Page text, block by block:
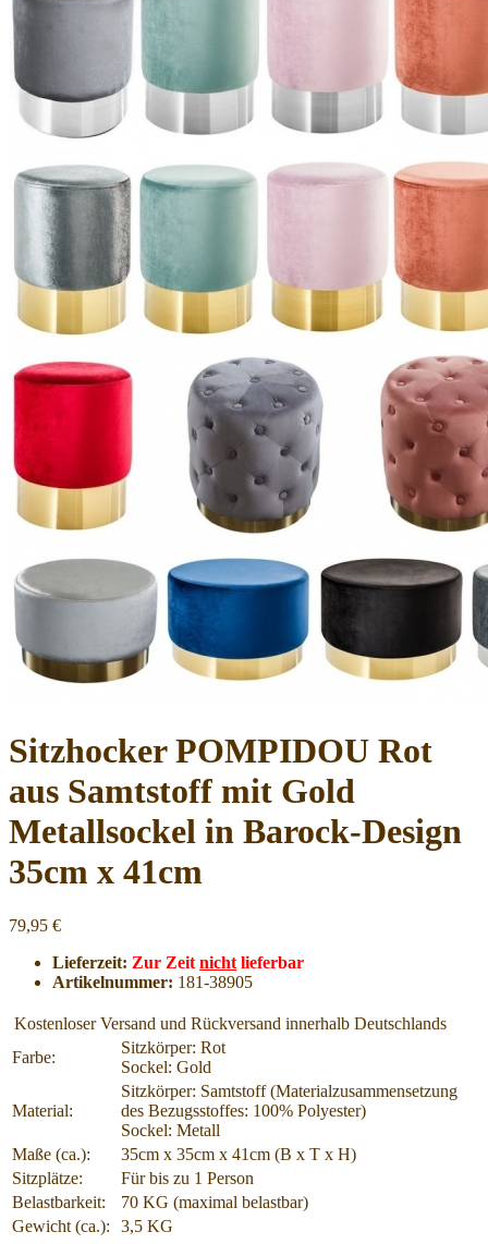
Sitzhocker POMPIDOU Rot
aus Samtstoff mit Gold
Metallsockel in Barock-Design
35cm x 41cm
79,95 €
Lieferzeit: Zur Zeit nicht lieferbar
Artikelnummer: 181-38905
Kostenloser Versand und Rückversand innerhalb Deutschlands
Farbe:
Sitzkörper: Rot
Sockel: Gold
Material:
Sitzkörper: Samtstoff (Materialzusammensetzung
des Bezugsstoffes: 100% Polyester)
Sockel: Metall
Maße (ca.):
35cm x 35cm x 41cm (B x T x H)
Sitzplätze:
Für bis zu 1 Person
Belastbarkeit:
70 KG (maximal belastbar)
Gewicht (ca.):
3,5 KG